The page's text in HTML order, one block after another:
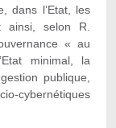
dans l’Etat, les
ainsi, selon R.
« au
minimal, la
publique,
cybernétiques